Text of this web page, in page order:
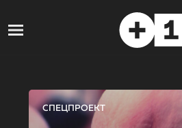
СПЕЦПРОЕКТ